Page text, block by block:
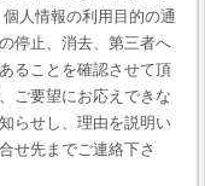
人情報の利用目的の通
停止、消去、第三者へ
ることを確認させて頂
ご要望にお応えできな
らせし、理由を説明い
せ先までご連絡下さ